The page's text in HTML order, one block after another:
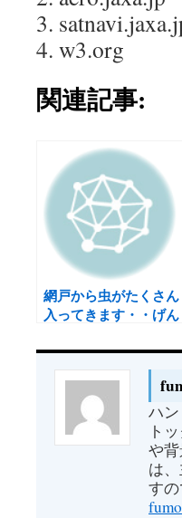
3.
4. w3.org
関連記事:
網戸から虫がたくさん
入ってきます・・げん
ハ
ト
や
は
す